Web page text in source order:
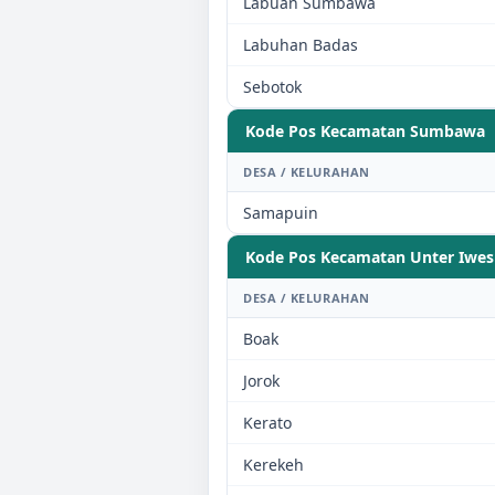
Labuhan Badas
Sebotok
Kode Pos Kecamatan Sumbawa
DESA / KELURAHAN
Samapuin
Kode Pos Kecamatan Unter
DESA / KELURAHAN
Boak
Jorok
Kerato
Kerekeh